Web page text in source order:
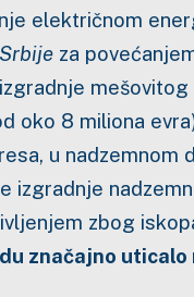
električnom
za
oko 8 miliona
u nadzemnom
izgradnje
zbog
značajno